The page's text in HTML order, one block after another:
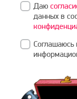
Даю
данных в
Соглашаюсь